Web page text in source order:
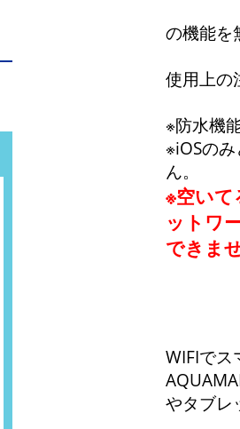
の機能を
使用上の
※防水機
※iOSの
ん。
※空い
ットワ
できま
WIFIで
やタブ